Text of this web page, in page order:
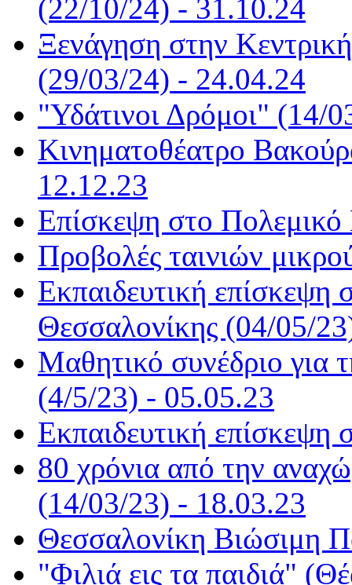
(22/10/24) - 31.10.24
Ξενάγηση στην
(29/03/24) - 24.04.24
"Υδάτινοι Δρόμοι" (14/
Kινηματοθέατρο
12.12.23
Επίσκεψη στο
Προβολές ταινιών
Εκπαιδευτική επίσκεψη
Θεσσαλονίκης (04/05/
Μαθητικό συνέδριο για
(4/5/23) - 05.05.23
Εκπαιδευτική
80 χρόνια από την
(14/03/23) - 18.03.23
Θεσσαλονίκη Βιώσιμη
"Φιλιά εις τα παιδιά"